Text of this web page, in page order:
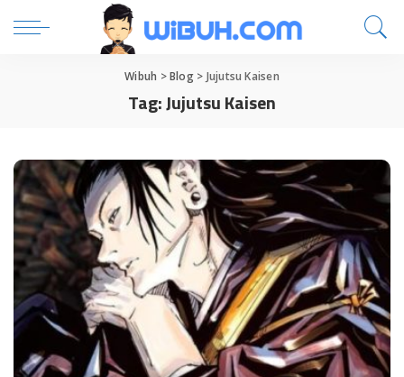
Wibuh >Blog> Jujutsu Kaisen
Tag:Jujutsu Kaisen